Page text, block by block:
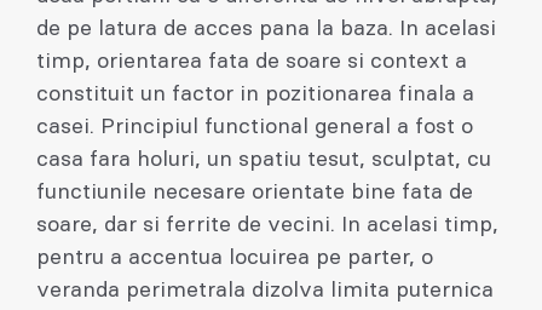
de pe latura de acces pana la baza. In acelasi
timp, orientarea fata de soare si context a
constituit un factor in pozitionarea finala a
casei. Principiul functional general a fost o
casa fara holuri, un spatiu tesut, sculptat, cu
functiunile necesare orientate bine fata de
soare, dar si ferrite de vecini. In acelasi timp,
pentru a accentua locuirea pe parter, o
veranda perimetrala dizolva limita puternica